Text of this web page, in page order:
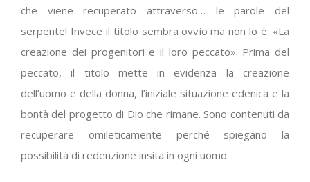
che viene recuperato attraverso… le parole del
serpente! Invece il titolo sembra ovvio ma non lo è: «La
creazione dei progenitori e il loro peccato». Prima del
peccato, il titolo mette in evidenza la creazione
dell’uomo e della donna, l’iniziale situazione edenica e la
bontà del progetto di Dio che rimane. Sono contenuti da
recuperare omileticamente perché spiegano la
possibilità di redenzione insita in ogni uomo.